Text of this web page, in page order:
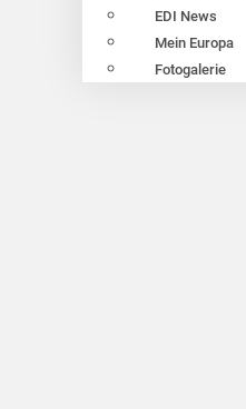
EDI News
Mein Europa
Fotogalerie